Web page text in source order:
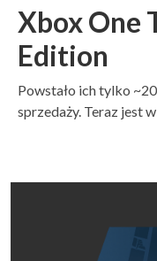
Xbox One
Edition
Powstało ich tylko
sprzedaży. Teraz jest